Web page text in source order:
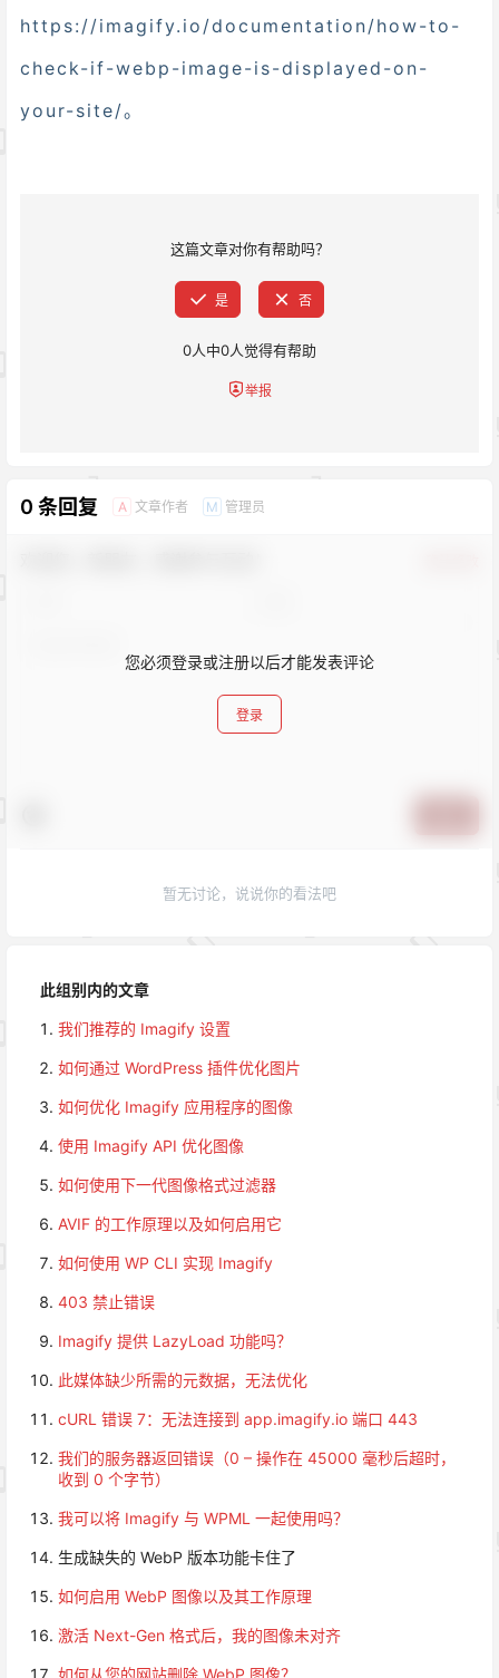
此组别内的文章
我们推荐的 Imagify 设置
如何通过 WordPress 插件优化图片
如何优化 Imagify 应用程序的图像
使用 Imagify API 优化图像
如何使用下一代图像格式过滤器
AVIF 的工作原理以及如何启用它
如何使用 WP CLI 实现 Imagify
403 禁止错误
Imagify 提供 LazyLoad 功能吗？
此媒体缺少所需的元数据，无法优化
cURL 错误 7：无法连接到 app.imagify.io 端口 443
我们的服务器返回错误（0 – 操作在 45000 毫秒后超时，
收到 0 个字节）
我可以将 Imagify 与 WPML 一起使用吗？
生成缺失的 WebP 版本功能卡住了
如何启用 WebP 图像以及其工作原理
激活 Next-Gen 格式后，我的图像未对齐
如何从您的网站删除 WebP 图像？
https://imagify.io/documentation/how-to-
check-if-webp-image-is-displayed-on-
your-site/。
这篇文章对你有帮助吗？
是 否
0人中0人觉得有帮助
举报
0 条回复 A 文章作者 M 管理员
您必须登录或注册以后才能发表评论
登录
暂无讨论，说说你的看法吧